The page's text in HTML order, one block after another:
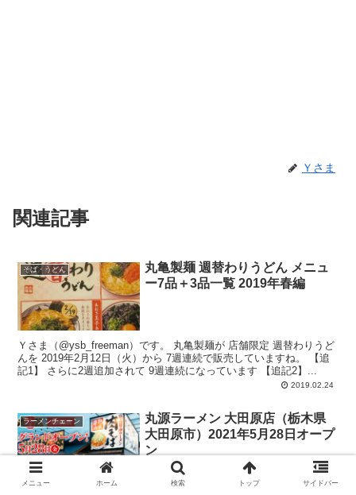
Ｙさま
関連記事
そば・うどん
丸亀製麺 週替わりうどん メニュ
ー7品＋3品一覧 2019年春編
Ｙさま（@ysb_freeman）です。 丸亀製麺が 店舗限定 週替わりうど
んを 2019年2月12日（火）から 7週連続で販売していますね。 【追
記1】 さらに2週追加されて 9週連続になっています 【追記2】...
2019.02.24
ラーメンチェーン
丸源ラーメン 大田原店（栃木県
大田原市）2021年5月28日オープ
ン
メニュー ホーム 検索 トップ サイドバー